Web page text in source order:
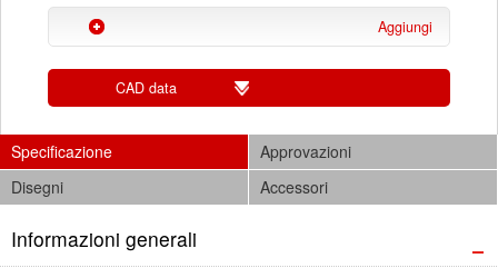
Aggiungi
CAD data
Specificazione
Approvazioni
Disegni
Accessori
Informazioni generali